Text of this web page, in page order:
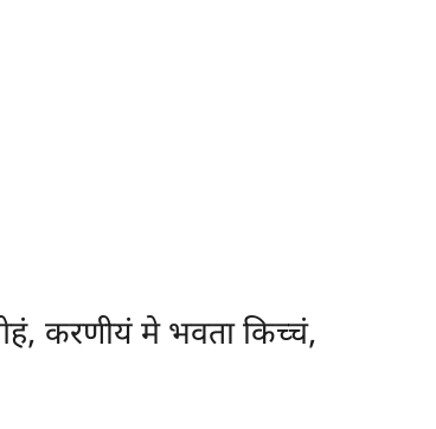
करणीयं मे भवता किच्चं,